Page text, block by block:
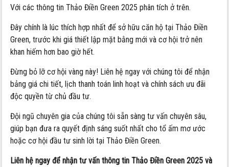
Với các thông tin Thảo Điền Green 2025 phân tích ở trên.
Đây chính là lúc thích hợp nhất để sở hữu căn hộ tại Thảo Điền
Green, trước khi giá thiết lập mặt bằng mới và cơ hội trở nên
khan hiếm hơn bao giờ hết.
Đừng bỏ lỡ cơ hội vàng này! Liên hệ ngay với chúng tôi để nhận
bảng giá chi tiết, lịch thanh toán linh hoạt và chính sách ưu đãi
độc quyền từ chủ đầu tư.
Đội ngũ chuyên gia của chúng tôi sẵn sàng tư vấn chuyên sâu,
giúp bạn đưa ra quyết định sáng suốt nhất cho tổ ấm mơ ước
hoặc cơ hội đầu tư sinh lời tại Thảo Điền Green.
Liên hệ ngay để nhận tư vấn thông tin Thảo Điền Green 2025 và